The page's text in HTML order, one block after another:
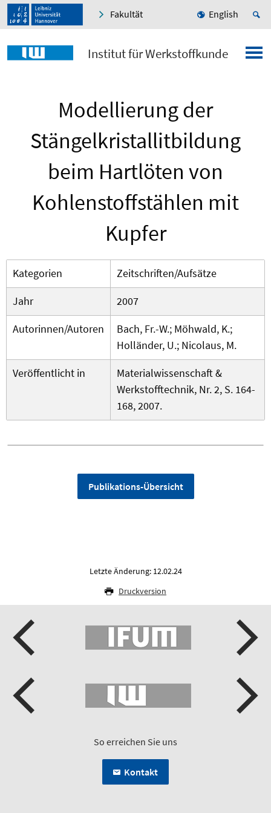
Fakultät English
Institut für Werkstoffkunde
Modellierung der
Stängelkristallitbildung
beim Hartlöten von
Kohlenstoffstählen mit
Kupfer
Kategorien
Zeitschriften/Aufsätze
Jahr
2007
Autorinnen/Autoren
Bach, Fr.-W.; Möhwald, K.;
Holländer, U.; Nicolaus, M.
Veröffentlicht in
Materialwissenschaft &
Werkstofftechnik, Nr. 2, S. 164-
168, 2007.
Publikations-Übersicht
Letzte Änderung: 12.02.24
Druckversion
So erreichen Sie uns
Kontakt